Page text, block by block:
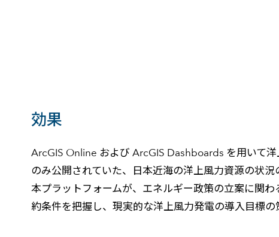
効果
ArcGIS Online および ArcGIS Dashboards を用いて
のみ公開されていた、日本近海の洋上風力資源の状況
本プラットフォームが、エネルギー政策の立案に関
約条件を把握し、現実的な洋上風力発電の導入目標の